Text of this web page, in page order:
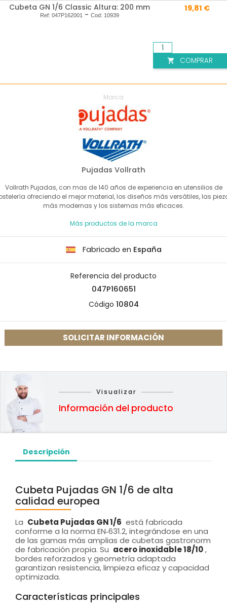
Marca
Pujadas Vollrath
Vollrath Pujadas, con mas de 140 años de experiencia en utensilios de
ofreciendo el mejor material, los diseños más versátiles, las
más modernas y los sistemas más eficaces.
Más productos de la marca
Fabricado en España
Referencia del producto
047P160651
Código 10804
SOLICITAR INFORMACIÓN
Cubeta GN 1/6 Classic Altura: 200 mm
Ref: 047P162001 - Cod: 10939
19,81 €
 COMPRAR
Visualizar
Información del producto
Descripción
Cubeta Pujadas GN 1/6 de alta
calidad europea
La Cubeta Pujadas GN 1/6 está fabricada
conforme a la norma EN‑631.2, integrándose en una
de las gamas más amplias de cubetas gastronorm
de fabricación propia. Su acero inoxidable 18/10,
bordes reforzados y geometría adaptada
garantizan resistencia, limpieza eficaz y capacidad
optimizada.
Características principales